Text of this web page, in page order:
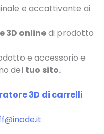
e accattivante ai
3D onlinedi prodotto
e accessorio e
del tuo sito.
3D di carrelli